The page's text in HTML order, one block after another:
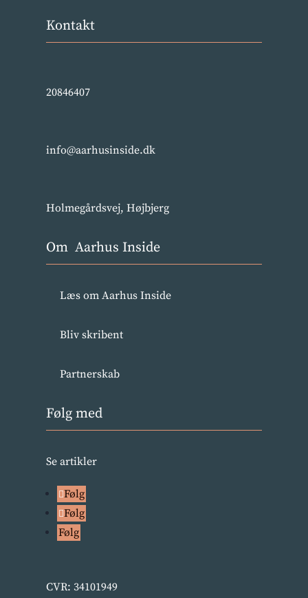
Kontakt
20846407
info@aarhusinside.dk
Holmegårdsvej, Højbjerg
Om Aarhus Inside
Læs om Aarhus Inside
Bliv skribent
Partnerskab
Følg med
Se artikler
Følg
Følg
Følg
CVR: 34101949